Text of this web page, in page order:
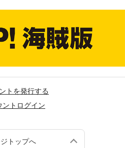
トを発行する
ントログイン
トップへ